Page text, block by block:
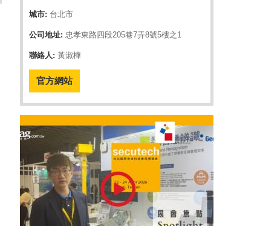
城市: 台北市
公司地址: 忠孝東路四段205巷7弄8號5樓之1
聯絡人: 黃淑樺
官方網站